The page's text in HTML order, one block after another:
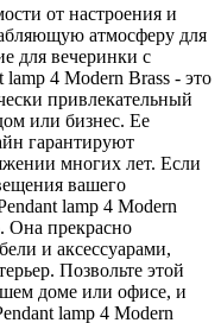
от настроения и
атмосферу для
для вечеринки с
4 Modern Brass - это
привлекательный
или бизнес. Ее
гарантируют
многих лет. Если
вашего
lamp 4 Modern
Она прекрасно
и аксессуарами,
Позвольте этой
доме или офисе, и
lamp 4 Modern